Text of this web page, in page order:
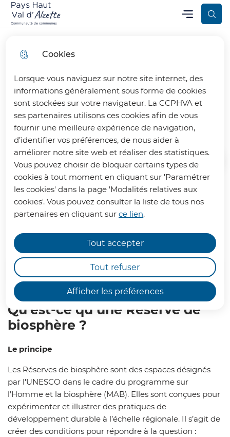
Cookies
Lorsque vous naviguez sur notre site internet, des
informations généralement sous forme de cookies
sont stockées sur votre navigateur. La CCPHVA et
ses partenaires utilisons ces cookies afin de vous
fournir une meilleure expérience de navigation,
d’identifier vos préférences, de nous aider à
améliorer notre site web et réaliser des statistiques.
Vous pouvez choisir de bloquer certains types de
cookies à tout moment en cliquant sur 'Paramétrer
les cookies' dans la page 'Modalités relatives aux
cookies'. Vous pouvez consulter la liste de tous nos
partenaires en cliquant surce lien.
Afficher les préférences
Tout accepter
Tout refuser
Aller
au
menu
principal
Consulter
le plan
du site
Communauté de Communes Pays Haut Val d’Alzette
Menu principal
Menu
Réserve Biosphère
UNESCO
Accueil
La CCPHVA vers une désignation
UNESCO pour son territoire ?
Qu’est-ce qu’une Réserve de
biosphère ?
Le principe
Les Réserves de biosphère sont des espaces désignés
par l'UNESCO dans le cadre du programme sur
l’Homme et la biosphère (MAB). Elles sont conçues pour
expérimenter et illustrer des pratiques de
développement durable à l’échelle régionale. Il s’agit de
créer des conditions pour répondre à la question :